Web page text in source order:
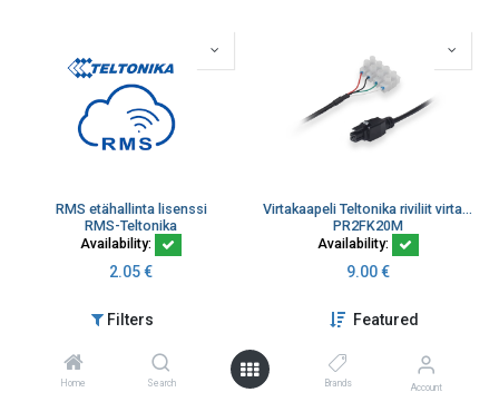
Filters Featured
Home Search Brands Account
RMS etähallinta lisenssi
RMS-Teltonika
Availability:
2.05€
Virtakaapeli Teltonika riviliit virta, maa, IO in/out PR2FK20M
PR2FK20M
Availability:
9.00€